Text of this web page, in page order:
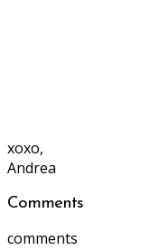
xoxo,
Andrea
Comments
comments